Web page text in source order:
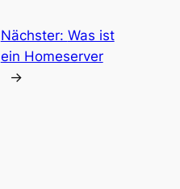
Nächster: Was ist
ein Homeserver
→